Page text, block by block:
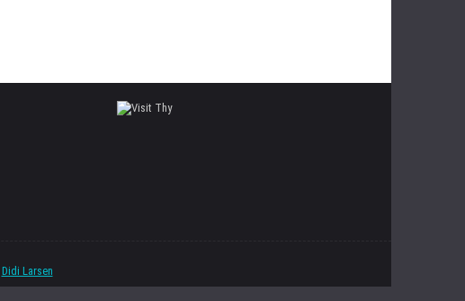
Didi Larsen